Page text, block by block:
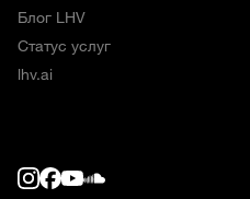
Блог LHV
Статус услуг
lhv.ai